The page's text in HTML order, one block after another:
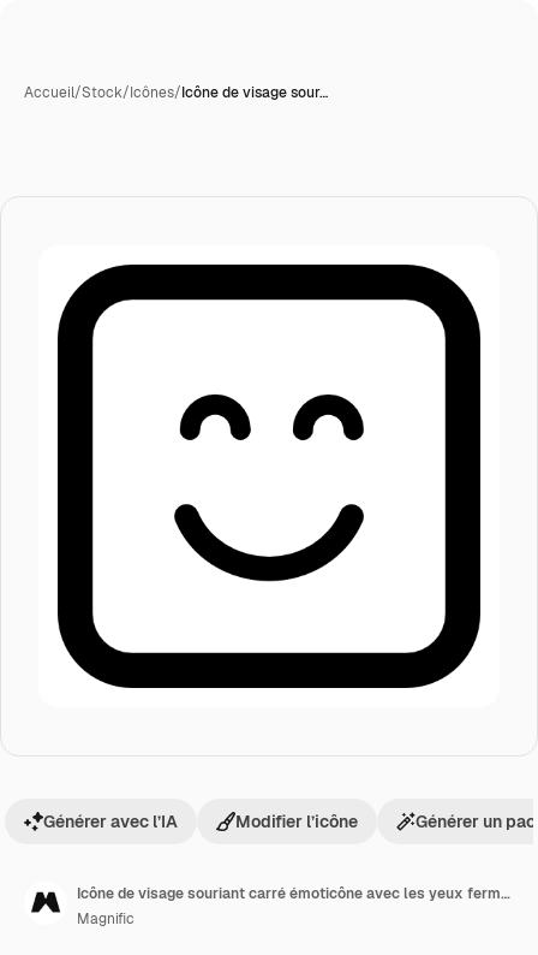
Accueil/Stock/Icônes/Icône de visage sour…
Générer avec l’IA Modifier l’icône Générer un
Icône de visage souriant carré émoticône avec les yeux fermés
Magnific